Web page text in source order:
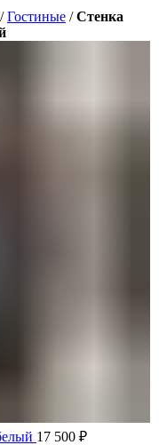
/Гостиные /Стенка
17 500 ₽